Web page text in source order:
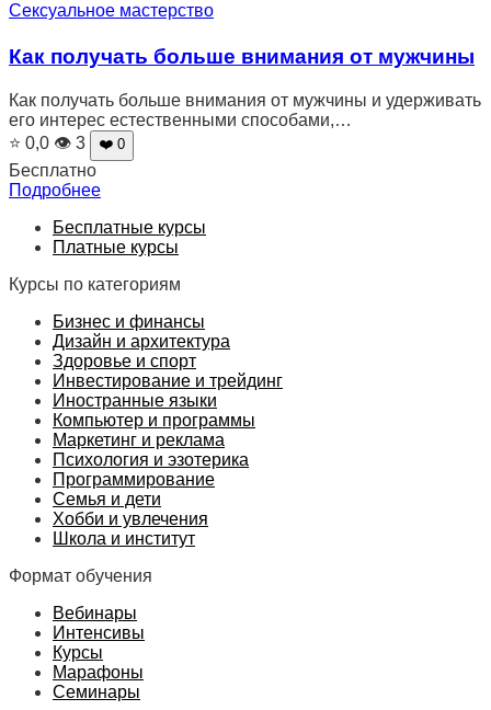
Сексуальное мастерство
Как получать больше внимания от мужчины
Как получать больше внимания от мужчины и удерживать
его интерес естественными способами,…
⭐ 0,0 👁 3 ❤️ 0
Бесплатно
Подробнее
Бесплатные курсы
Платные курсы
Курсы по категориям
Бизнес и финансы
Дизайн и архитектура
Здоровье и спорт
Инвестирование и трейдинг
Иностранные языки
Компьютер и программы
Маркетинг и реклама
Психология и эзотерика
Программирование
Семья и дети
Хобби и увлечения
Школа и институт
Формат обучения
Вебинары
Интенсивы
Курсы
Марафоны
Семинары